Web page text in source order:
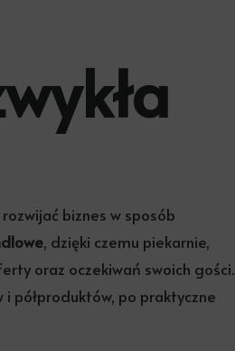
biznes w sposób
, dzięki czemu piekarnie,
oraz oczekiwań swoich gości.
półproduktów, po praktyczne